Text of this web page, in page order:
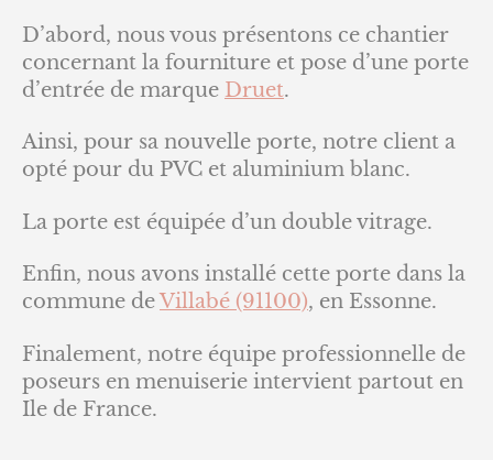
D’abord, nous vous présentons ce chantier
concernant la fourniture et pose d’une porte
d’entrée de marque Druet.
Ainsi, pour sa nouvelle porte, notre client a
opté pour du PVC et aluminium blanc.
La porte est équipée d’un double vitrage.
Enfin, nous avons installé cette porte dans la
commune deVillabé (91100), en Essonne.
Finalement, notre équipe professionnelle de
poseurs en menuiserie intervient partout en
Ile de France.